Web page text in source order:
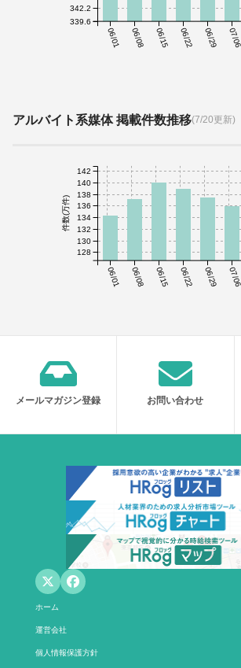
06/01 06/08 06/15 06/22 06/29 07/06
339.6
342.2
アルバイト系媒体 掲載件数推移(7/20更新)
06/01 06/08 06/15 06/22 06/29 07/06
件数(万件)
128
130
132
134
136
138
140
142
メールマガジン登録 お問い合わせ
ホーム
運営会社
個人情報保護方針